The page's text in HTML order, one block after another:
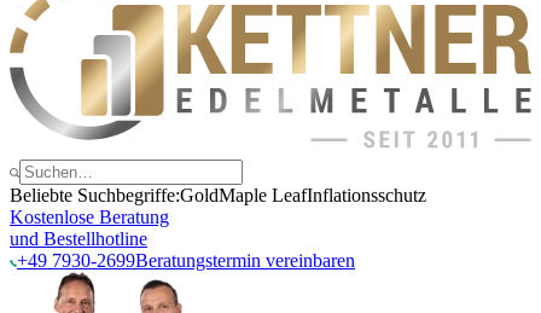
Beliebte Suchbegriffe:GoldMaple LeafInflationsschutz
Kostenlose Beratung
und Bestellhotline
+49 7930-2699Beratungstermin vereinbaren